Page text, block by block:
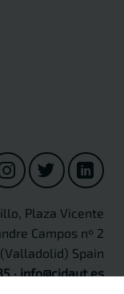
Plaza Vicente
Campos nº 2
Spain
·info@cidaut.es